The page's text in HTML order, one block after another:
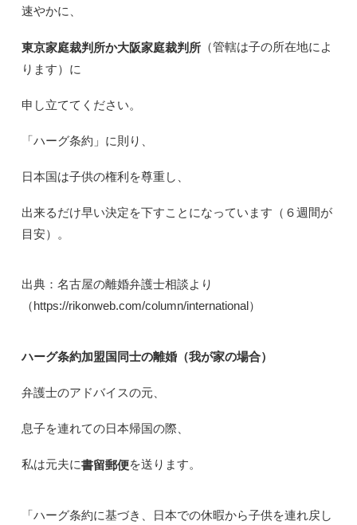
速やかに、
東京家庭裁判所か大阪家庭裁判所（管轄は子の所在地によ
ります）に
申し立ててください。
「ハーグ条約」に則り、
日本国は子供の権利を尊重し、
出来るだけ早い決定を下すことになっています（６週間が
目安）。
出典：名古屋の離婚弁護士相談より
（https://rikonweb.com/column/international）
ハーグ条約加盟国同士の離婚（我が家の場合）
弁護士のアドバイスの元、
息子を連れての日本帰国の際、
私は元夫に書留郵便を送ります。
「ハーグ条約に基づき、日本での休暇から子供を連れ戻し